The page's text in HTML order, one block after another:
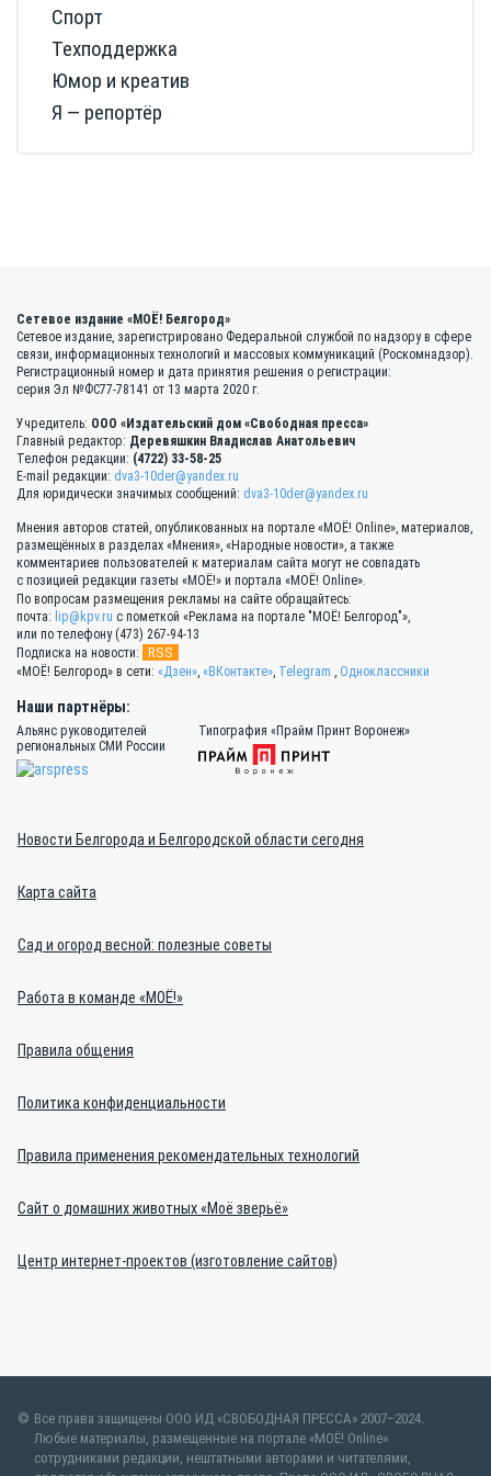
Спорт
Техподдержка
Юмор и креатив
Я — репортёр
Сетевое издание «МОЁ! Белгород»
Сетевое издание, зарегистрировано Федеральной службой по надзору в сфере
связи, информационных технологий и массовых коммуникаций (Роскомнадзор).
Регистрационный номер и дата принятия решения о регистрации:
серия Эл №ФС77-78141 от 13 марта 2020 г.
Учредитель: ООО «Издательский дом «Свободная пресса»
Главный редактор: Деревяшкин Владислав Анатольевич
Телефон редакции: (4722) 33-58-25
E-mail редакции: dva3-10der@yandex.ru
Для юридически значимых сообщений: dva3-10der@yandex.ru
Мнения авторов статей, опубликованных на портале «МОЁ! Online», материалов,
размещённых в разделах «Мнения», «Народные новости», а также
комментариев пользователей к материалам сайта могут не совпадать
с позицией редакции газеты «МОЁ!» и портала «МОЁ! Online».
По вопросам размещения рекламы на сайте обращайтесь:
почта: lip@kpv.ru с пометкой «Реклама на портале "МОЁ! Белгород"»,
или по телефону (473) 267-94-13
Подписка на новости:
RSS
«МОЁ! Белгород» в сети: «Дзен», «ВКонтакте», Telegram , Одноклассники
Наши партнёры:
Альянс руководителей
региональных СМИ России
Типография «Прайм Принт Воронеж»
Новости Белгорода и Белгородской области сегодня
Карта сайта
Сад и огород весной: полезные советы
Работа в команде «МОЁ!»
Правила общения
Политика конфиденциальности
Правила применения рекомендательных технологий
Сайт о домашних животных «Моё зверьё»
Центр интернет-проектов (изготовление сайтов)
Все права защищены ООО ИД «СВОБОДНАЯ ПРЕССА» 2007–2024.
Любые материалы, размещенные на портале «МОЁ! Online»
сотрудниками редакции, нештатными авторами и читателями,